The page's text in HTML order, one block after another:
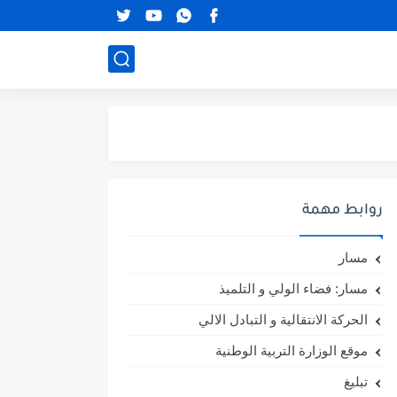
روابط مهمة
مسار
مسار: فضاء الولي و التلميذ
الحركة الانتقالية و التبادل الالي
موقع الوزارة التربية الوطنية
تبليغ